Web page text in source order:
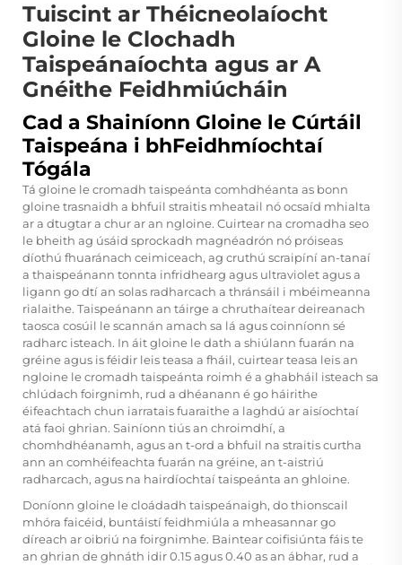
Tuiscint ar Théicneolaíocht
Gloine le Clochadh
Taispeánaíochta agus ar A
Gnéithe Feidhmiúcháin
Cad a Shainíonn Gloine le Cúrtáil
Taispeána i bhFeidhmíochtaí
Tógála
Tá gloine le cromadh taispeánta comhdhéanta as bonn
gloine trasnaidh a bhfuil straitis mheatail nó ocsaíd mhialta
ar a dtugtar a chur ar an ngloine. Cuirtear na cromadha seo
le bheith ag úsáid sprockadh magnéadrón nó próiseas
díothú fhuaránach ceimiceach, ag cruthú scraipíní an-tanaí
a thaispeánann tonnta infridhearg agus ultraviolet agus a
ligann go dtí an solas radharcach a thránsáil i mbéimeanna
rialaithe. Taispeánann an táirge a chruthaítear deireanach
taosca cosúil le scannán amach sa lá agus coinníonn sé
radharc isteach. In áit gloine le dath a shiúlann fuarán na
gréine agus is féidir leis teasa a fháil, cuirtear teasa leis an
ngloine le cromadh taispeánta roimh é a ghabháil isteach sa
chlúdach foirgnimh, rud a dhéanann é go háirithe
éifeachtach chun iarratais fuaraithe a laghdú ar aisíochtaí
atá faoi ghrian. Sainíonn tiús an chroimdhí, a
chomhdhéanamh, agus an t-ord a bhfuil na straitis curtha
ann an comhéifeachta fuarán na gréine, an t-aistriú
radharcach, agus na hairdíochtaí taispeánta an ghloine.
Doníonn gloine le cloádadh taispeánaigh, do thionscail
mhóra faicéid, buntáistí feidhmiúla a mheasannar go
díreach ar oibriú na foirgnimhe. Baintear coifisiúnta fáis te
an ghrian de ghnáth idir 0.15 agus 0.40 as an ábhar, rud a